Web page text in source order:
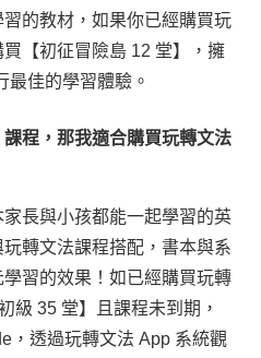
的教材，如果你已經購買玩
【初征冒險島 12 堂】，擁
最佳的學習體驗。
課程，那我適合購買玩轉文法
長與小孩都能一起學習的英
轉文法課程搭配，書本與系
習的效果！如已經購買玩轉
級 35 堂】且課程未到期，
，透過玩轉文法 App 系統觀